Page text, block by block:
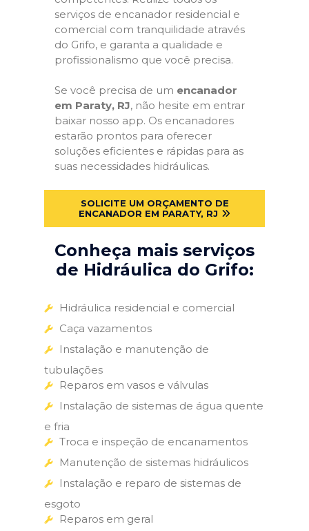
serviços de encanador residencial e
comercial com tranquilidade através
do Grifo, e garanta a qualidade e
profissionalismo que você precisa.
Se você precisa de um encanador
em Paraty, RJ, não hesite em entrar
baixar nosso app. Os encanadores
estarão prontos para oferecer
soluções eficientes e rápidas para as
suas necessidades hidráulicas.
SOLICITE UM ORÇAMENTO DE
ENCANADOR EM PARATY, RJ
Conheça mais serviços
de Hidráulica do Grifo:
Hidráulica residencial e comercial
Caça vazamentos
Instalação e manutenção de
tubulações
Reparos em vasos e válvulas
Instalação de sistemas de água quente
e fria
Troca e inspeção de encanamentos
Manutenção de sistemas hidráulicos
Instalação e reparo de sistemas de
esgoto
Reparos em geral